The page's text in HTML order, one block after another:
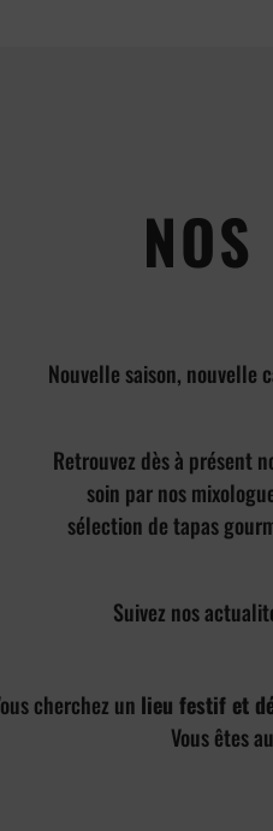
Nouvelle saison, nouvelle
Retrouvez dès à présent
soin par nos
sélection de tapas
Suivez nos
cherchez un lieu festif et
Vous êtes